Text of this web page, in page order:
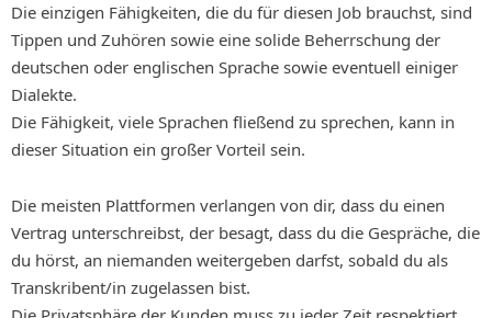
Die einzigen Fähigkeiten, die du für diesen Job brauchst, sind
Tippen und Zuhören sowie eine solide Beherrschung der
deutschen oder englischen Sprache sowie eventuell einiger
Dialekte.
Die Fähigkeit, viele Sprachen fließend zu sprechen, kann in
dieser Situation ein großer Vorteil sein.
Die meisten Plattformen verlangen von dir, dass du einen
Vertrag unterschreibst, der besagt, dass du die Gespräche, die
du hörst, an niemanden weitergeben darfst, sobald du als
Transkribent/in zugelassen bist.